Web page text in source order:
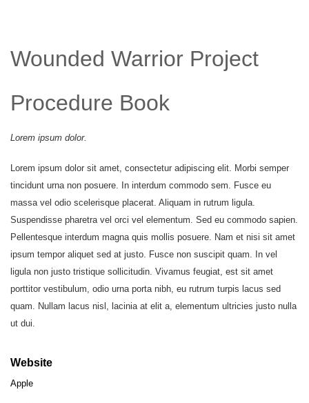
Wounded Warrior Project
Procedure Book
Lorem ipsum dolor.
Lorem ipsum dolor sit amet, consectetur adipiscing elit. Morbi semper
tincidunt urna non posuere. In interdum commodo sem. Fusce eu
massa vel odio scelerisque placerat. Aliquam in rutrum ligula.
Suspendisse pharetra vel orci vel elementum. Sed eu commodo sapien.
Pellentesque interdum magna quis mollis posuere. Nam et nisi sit amet
ipsum tempor aliquet sed at justo. Fusce non suscipit quam. In vel
ligula non justo tristique sollicitudin. Vivamus feugiat, est sit amet
porttitor vestibulum, odio urna porta nibh, eu rutrum turpis lacus sed
quam. Nullam lacus nisl, lacinia at elit a, elementum ultricies justo nulla
ut dui.
Website
Apple